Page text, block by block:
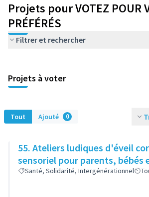
Projets pour VOTEZ POUR
PRÉFÉRÉS
Filtrer et rechercher
Projets à voter
Tout Ajouté 0
55. Ateliers ludiques d'éveil
sensoriel pour parents, bébés
Santé, Solidarité, Intergénérationnel